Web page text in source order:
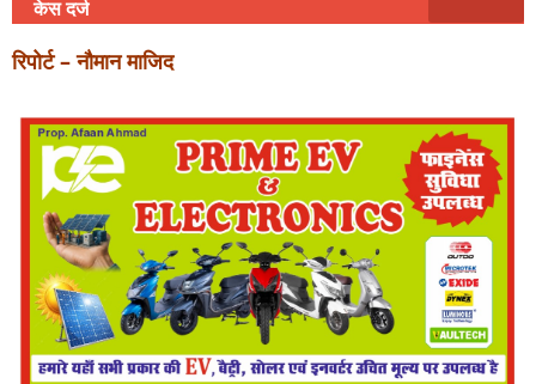
केस दर्ज
रिपोर्ट – नौमान माजिद